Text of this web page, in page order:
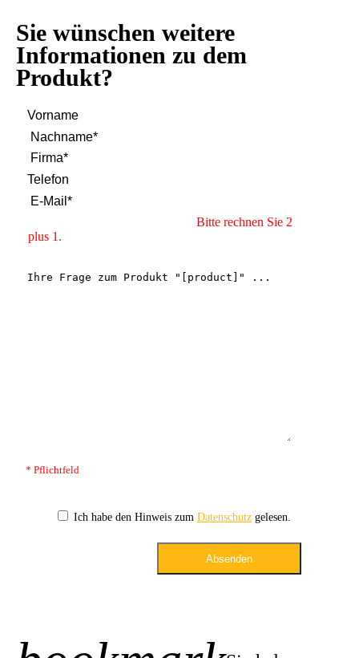
Sie wünschen weitere
Informationen zu dem
Produkt?
Bitte rechnen Sie 2
plus 1.
* Pflichtfeld
Ich habe den Hinweis zum Datenschutz gelesen.
Absenden